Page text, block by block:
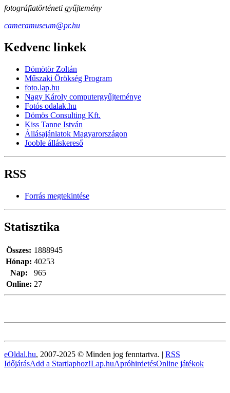
fotográfiatörténeti gyűjtemény
cameramuseum@pr.hu
Kedvenc linkek
Dömötör Zoltán
Műszaki Örökség Program
foto.lap.hu
Nagy Károly computergyűjteménye
Fotós odalak.hu
Dömös Consulting Kft.
Kiss Tanne István
Állásajánlatok Magyarországon
Jooble álláskereső
RSS
Forrás megtekintése
Statisztika
Online: 27
Összes: 1888945
Hónap: 40253
Nap:
965
eOldal.hu, 2007-2025 © Minden jog fenntartva. | RSS
IdőjárásAdd a Startlaphoz!Lap.huApróhirdetésOnline játékok